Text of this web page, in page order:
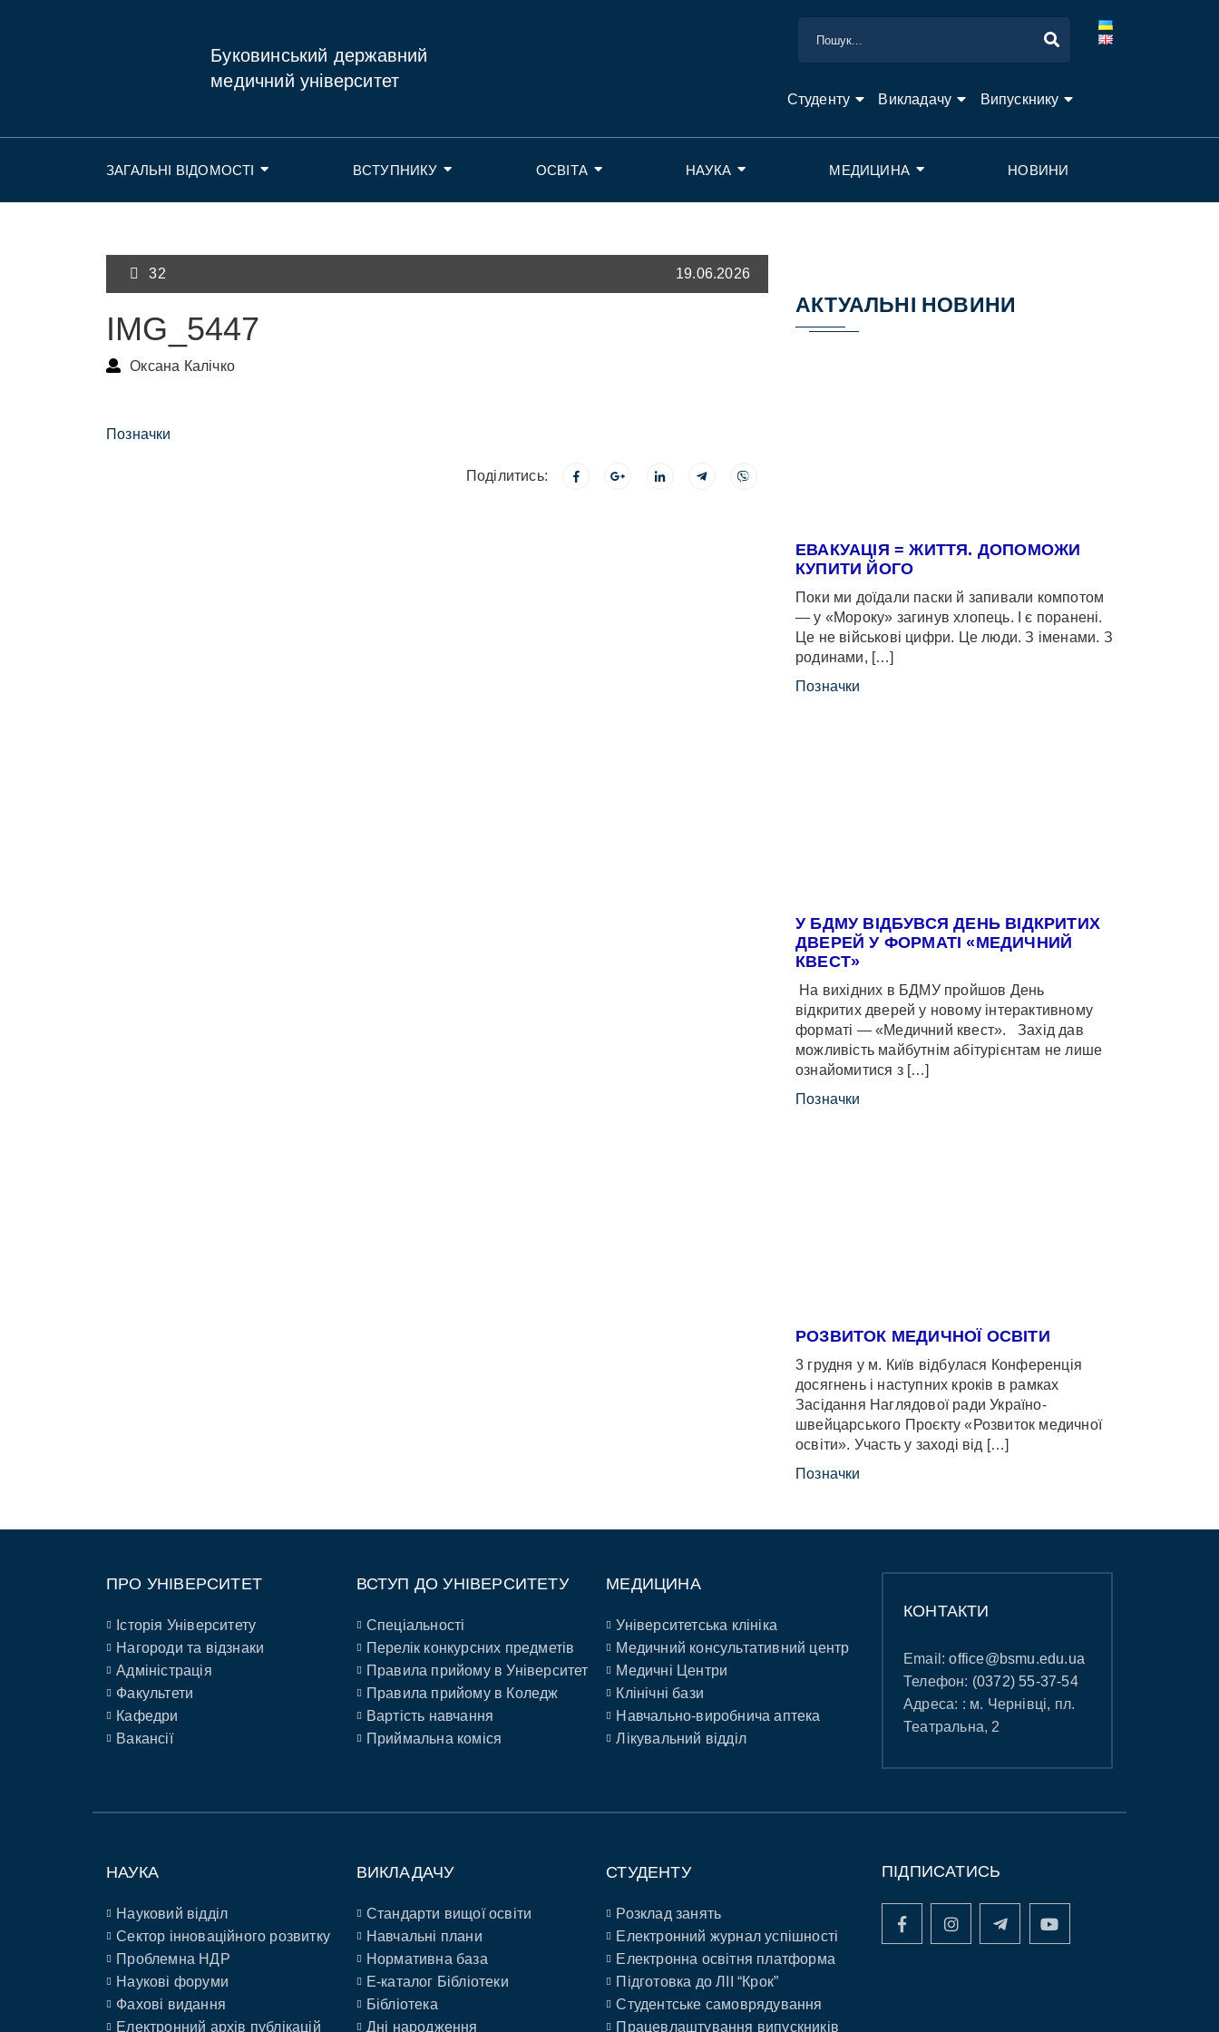
Буковинський державний
медичний університет
Студенту Викладачу Випускнику
ЗАГАЛЬНІ ВІДОМОСТІ ВСТУПНИКУ ОСВІТА НАУКА МЕДИЦИНА НОВИНИ
32 19.06.2026
IMG_5447
Оксана Калічко
Позначки
Поділитись:
АКТУАЛЬНІ НОВИНИ
ЕВАКУАЦІЯ = ЖИТТЯ. ДОПОМОЖИ
КУПИТИ ЙОГО
Поки ми доїдали паски й запивали компотом
— у «Мороку» загинув хлопець. І є поранені.
Це не військові цифри. Це люди. З іменами. З
родинами, […]
Позначки
У БДМУ ВІДБУВСЯ ДЕНЬ ВІДКРИТИХ
ДВЕРЕЙ У ФОРМАТІ «МЕДИЧНИЙ
КВЕСТ»
На вихідних в БДМУ пройшов День
відкритих дверей у новому інтерактивному
форматі — «Медичний квест». Захід дав
можливість майбутнім абітурієнтам не лише
ознайомитися з […]
Позначки
РОЗВИТОК МЕДИЧНОЇ ОСВІТИ
3 грудня у м. Київ відбулася Конференція
досягнень і наступних кроків в рамках
Засідання Наглядової ради Україно-
швейцарського Проєкту «Розвиток медичної
освіти». Участь у заході від […]
Позначки
ПРО УНІВЕРСИТЕТ
Історія Університету
Нагороди та відзнаки
Адміністрація
Факультети
Кафедри
Вакансії
ВСТУП ДО УНІВЕРСИТЕТУ
Спеціальності
Перелік конкурсних предметів
Правила прийому в Університет
Правила прийому в Коледж
Вартість навчання
Приймальна коміся
МЕДИЦИНА
Університетська клініка
Медичний консультативний центр
Медичні Центри
Клінічні бази
Навчально-виробнича аптека
Лікувальний відділ
КОНТАКТИ
Email:office@bsmu.edu.ua
Телефон: (0372) 55-37-54
Адреса: : м. Чернівці, пл.
Театральна, 2
НАУКА
Науковий відділ
Сектор інноваційного розвитку
Проблемна НДР
Наукові форуми
Фахові видання
Електронний архів публікацій
ВИКЛАДАЧУ
Стандарти вищої освіти
Навчальні плани
Нормативна база
E-каталог Бібліотеки
Бібліотека
Дні народження
СТУДЕНТУ
Розклад занять
Електронний журнал успішності
Електронна освітня платформа
Підготовка до ЛІІ “Крок”
Студентське самоврядування
Працевлаштування випускників
ПІДПИСАТИСЬ